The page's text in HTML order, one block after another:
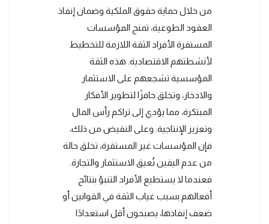
من خلال حماية حقوق الملكية وضمان إنفاذ
العقود الطوعية، تمنح المؤسسات
المستقرة الأفراد الثقة اللازمة للتخطيط
لأنشطتهم الاقتصادية. هذه الثقة
المؤسسية تشجعهم على الاستثمار
والادخار، وتخلق حافزًا لتطوير الأفكار
المبتكرة، مما يؤدي إلى تراكم رأس المال
وتعزيز الإنتاجية. وعلى النقيض من ذلك،
فإن المؤسسات غير المستقرة، تخلق حالة
من عدم اليقين تُعيق الاستثمار والتجارة.
فعندما لا يستطيع الأفراد التنبؤ بنتائج
أفعالهم بسبب غياب الثقة في القوانين أو
ضعف إنفاذها، يصبحون أقل استعدادًا